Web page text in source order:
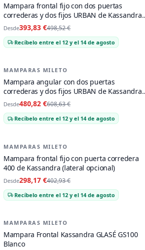
Mampara frontal fijo con dos puertas
correderas y dos fijos URBAN de Kassandra
Negro Mate
Desde393,83 €498,52 €
Recíbelo entre el 12 y el 14 de agosto
- 21 %
MAMPARAS MILETO
Mampara angular con dos puertas
correderas y dos fijos URBAN de Kassandra
Plata Brillo
Desde480,82 €608,63 €
Recíbelo entre el 12 y el 14 de agosto
- 26 %
MAMPARAS MILETO
Mampara frontal fijo con puerta corredera
400 de Kassandra (lateral opcional)
Desde298,17 €402,93 €
Recíbelo entre el 12 y el 14 de agosto
- 21 %
MAMPARAS MILETO
Mampara Frontal Kassandra GLASÉ GS100
Blanco